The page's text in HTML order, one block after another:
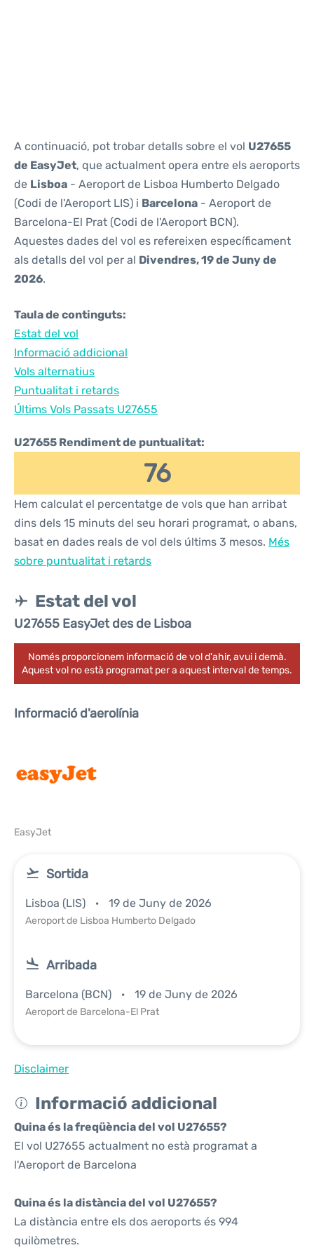
A continuació, pot trobar detalls sobre el vol U27655
de EasyJet, que actualment opera entre els aeroports
de Lisboa - Aeroport de Lisboa Humberto Delgado
(Codi de l'Aeroport LIS) i Barcelona - Aeroport de
Barcelona-El Prat (Codi de l'Aeroport BCN).
Aquestes dades del vol es refereixen específicament
als detalls del vol per al Divendres, 19 de Juny de
2026.
Taula de continguts:
Estat del vol
Informació addicional
Vols alternatius
Puntualitat i retards
Últims Vols Passats U27655
U27655 Rendiment de puntualitat:
76
Hem calculat el percentatge de vols que han arribat
dins dels 15 minuts del seu horari programat, o abans,
basat en dades reals de vol dels últims 3 mesos. Més
sobre puntualitat i retards
Estat del vol
U27655 EasyJet des de Lisboa
Només proporcionem informació de vol d'ahir, avui i demà.
Aquest vol no està programat per a aquest interval de temps.
Informació d'aerolínia
EasyJet
Sortida
Lisboa (LIS) 19 de Juny de 2026
Aeroport de Lisboa Humberto Delgado
Arribada
Barcelona (BCN) 19 de Juny de 2026
Aeroport de Barcelona-El Prat
Disclaimer
Informació addicional
Quina és la freqüència del vol U27655?
El vol U27655 actualment no està programat a
l'Aeroport de Barcelona
Quina és la distància del vol U27655?
La distància entre els dos aeroports és 994
quilòmetres.